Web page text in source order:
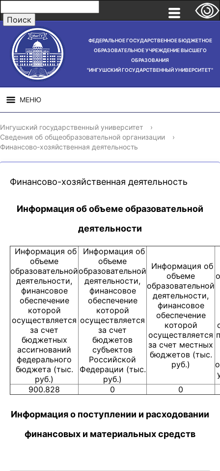
ФЕДЕРАЛЬНОЕ ГОСУДАРСТВЕННОЕ БЮДЖЕТНОЕ
ОБРАЗОВАТЕЛЬНОЕ УЧРЕЖДЕНИЕ ВЫСШЕГО
ОБРАЗОВАНИЯ
"ИНГУШСКИЙ ГОСУДАРСТВЕННЫЙ УНИВЕРСИТЕТ"
МЕНЮ
СВЕДЕНИЯ ОБ
ОБРАЗОВАТЕЛЬНОЙ
ОРГАНИЗАЦИИ
НАУЧНАЯ
ДЕЯТЕЛЬНОСТЬ
Ингушский государственный университет
›
Сведения об общеобразовательной организации
›
Финансово-хозяйственная деятельность
Финансово-хозяйственная деятельность
Информация об объеме образовательной
деятельности
Информация об
объеме
образовательной
деятельности,
финансовое
обеспечение
которой
осуществляется
за счет
бюджетных
ассигнований
федерального
бюджета (тыс.
руб.)
Информация об
объеме
образовательной
деятельности,
финансовое
обеспечение
которой
осуществляется
за счет
бюджетов
субъектов
Российской
Федерации (тыс.
руб.)
Информация об
объеме
образовательной
деятельности,
финансовое
обеспечение
которой
осуществляется
за счет местных
бюджетов (тыс.
руб.)
900.828
0 0
Информация о поступлении и расходовании
финансовых и материальных средств